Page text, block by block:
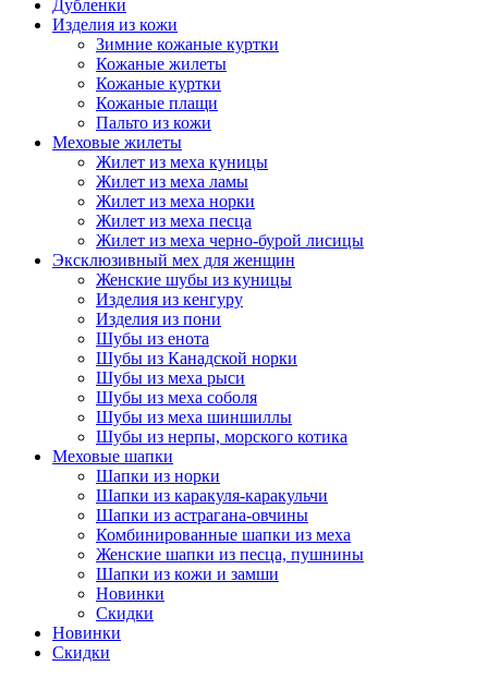
Дубленки
Изделия из кожи
Зимние кожаные куртки
Кожаные жилеты
Кожаные куртки
Кожаные плащи
Пальто из кожи
Меховые жилеты
Жилет из меха куницы
Жилет из меха ламы
Жилет из меха норки
Жилет из меха песца
Жилет из меха черно-бурой лисицы
Эксклюзивный мех для женщин
Женские шубы из куницы
Изделия из кенгуру
Изделия из пони
Шубы из енота
Шубы из Канадской норки
Шубы из меха рыси
Шубы из меха соболя
Шубы из меха шиншиллы
Шубы из нерпы, морского котика
Меховые шапки
Шапки из норки
Шапки из каракуля-каракульчи
Шапки из астрагана-овчины
Комбинированные шапки из меха
Женские шапки из песца, пушнины
Шапки из кожи и замши
Новинки
Скидки
Новинки
Скидки